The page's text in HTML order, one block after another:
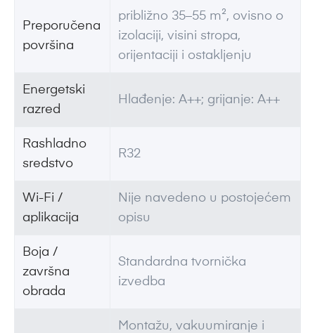
Preporučena
površina
približno 35–55 m², ovisno o
izolaciji, visini stropa,
orijentaciji i ostakljenju
Energetski
razred
Hlađenje: A++; grijanje: A++
Rashladno
sredstvo
R32
Wi-Fi /
aplikacija
Nije navedeno u postojećem
opisu
Boja /
završna
obrada
Standardna tvornička
izvedba
Montažu, vakuumiranje i